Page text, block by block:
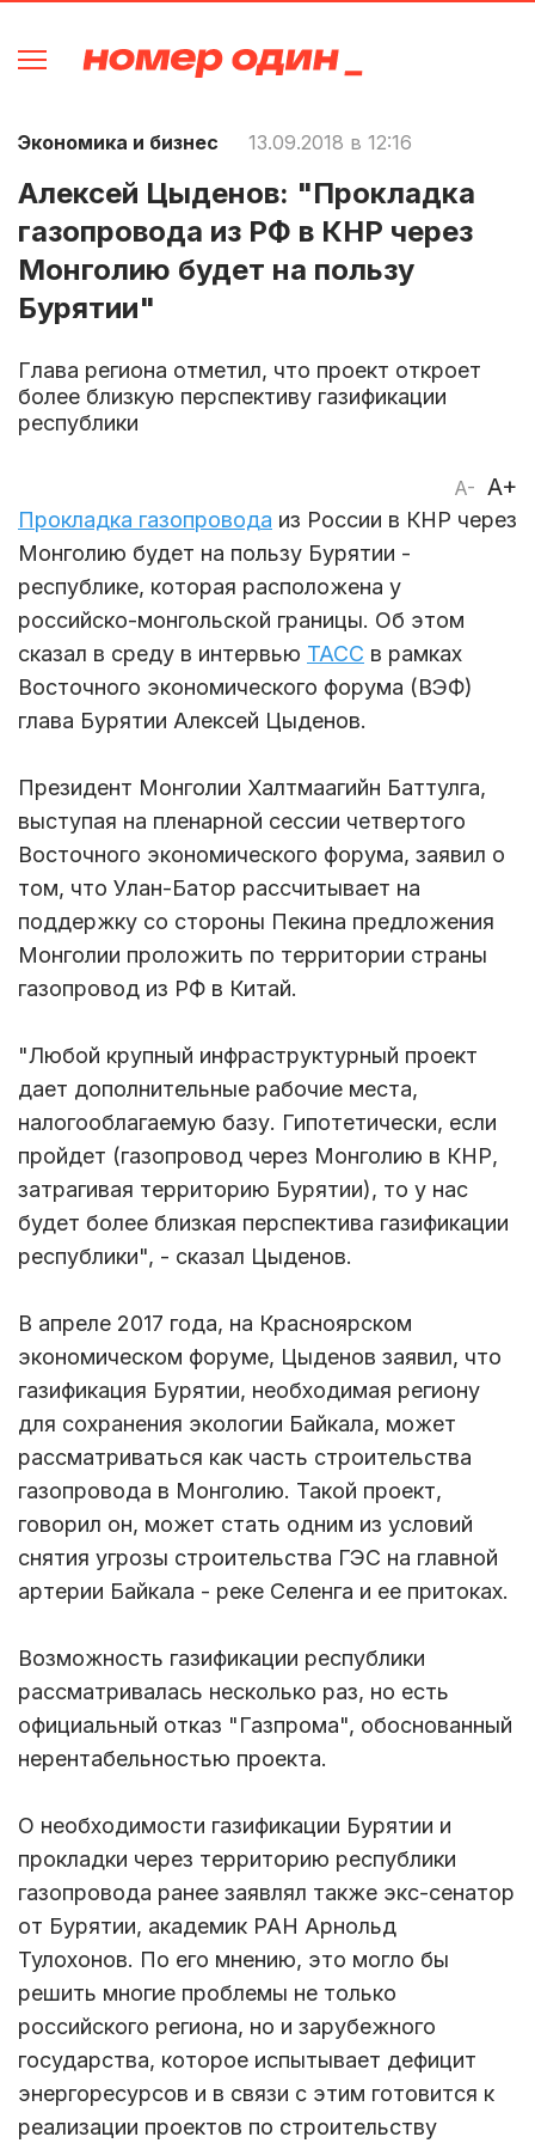
Экономика и бизнес 13.09.2018 в 12:16
Алексей Цыденов: "Прокладка
газопровода из РФ в КНР через
Монголию будет на пользу
Бурятии"
Глава региона отметил, что проект откроет
более близкую перспективу газификации
республики
A- A+
Прокладка газопровода из России в КНР через
Монголию будет на пользу Бурятии -
республике, которая расположена у
российско-монгольской границы. Об этом
сказал в среду в интервью ТАСС в рамках
Восточного экономического форума (ВЭФ)
глава Бурятии Алексей Цыденов.
Президент Монголии Халтмаагийн Баттулга,
выступая на пленарной сессии четвертого
Восточного экономического форума, заявил о
том, что Улан-Батор рассчитывает на
поддержку со стороны Пекина предложения
Монголии проложить по территории страны
газопровод из РФ в Китай.
"Любой крупный инфраструктурный проект
дает дополнительные рабочие места,
налогооблагаемую базу. Гипотетически, если
пройдет (газопровод через Монголию в КНР,
затрагивая территорию Бурятии), то у нас
будет более близкая перспектива газификации
республики", - сказал Цыденов.
В апреле 2017 года, на Красноярском
экономическом форуме, Цыденов заявил, что
газификация Бурятии, необходимая региону
для сохранения экологии Байкала, может
рассматриваться как часть строительства
газопровода в Монголию. Такой проект,
говорил он, может стать одним из условий
снятия угрозы строительства ГЭС на главной
артерии Байкала - реке Селенга и ее притоках.
Возможность газификации республики
рассматривалась несколько раз, но есть
официальный отказ "Газпрома", обоснованный
нерентабельностью проекта.
О необходимости газификации Бурятии и
прокладки через территорию республики
газопровода ранее заявлял также экс-сенатор
от Бурятии, академик РАН Арнольд
Тулохонов. По его мнению, это могло бы
решить многие проблемы не только
российского региона, но и зарубежного
государства, которое испытывает дефицит
энергоресурсов и в связи с этим готовится к
реализации проектов по строительству